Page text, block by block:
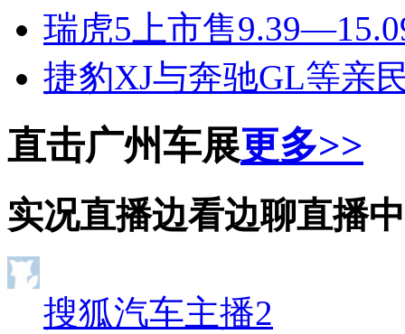
瑞虎5上市售
捷豹XJ与奔驰GL等亲
直击广州车展更多>>
实况直播边看边聊直播中
搜狐汽车主播2